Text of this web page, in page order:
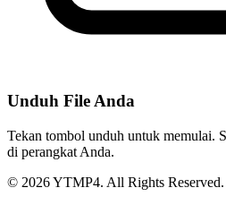
Unduh File Anda
Tekan tombol unduh untuk memulai.
di perangkat Anda.
© 2026 YTMP4. All Rights Reserved.